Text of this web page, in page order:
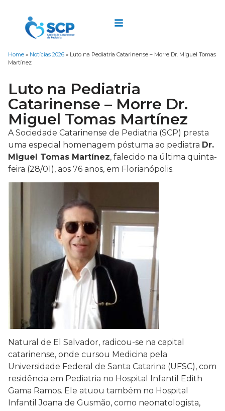
Home » Notícias 2026 » Luto na Pediatria Catarinense – Morre Dr. Miguel Tomas
Martínez
Luto na Pediatria
Catarinense – Morre Dr.
Miguel Tomas Martínez
A Sociedade Catarinense de Pediatria (SCP) presta
uma especial homenagem póstuma ao pediatra Dr.
Miguel Tomas Martínez, falecido na última quinta-
feira (28/01), aos 76 anos, em Florianópolis.
Natural de El Salvador, radicou-se na capital
catarinense, onde cursou Medicina pela
Universidade Federal de Santa Catarina (UFSC), com
residência em Pediatria no Hospital Infantil Edith
Gama Ramos. Ele atuou também no Hospital
Infantil Joana de Gusmão, como neonatologista,